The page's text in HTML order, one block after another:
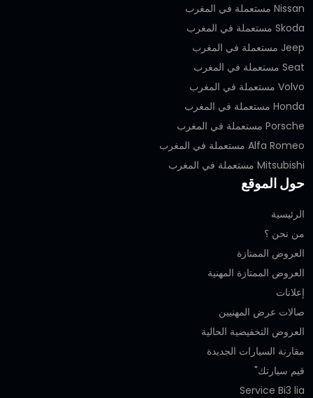
Nissan مستعملة في المغرب
Skoda مستعملة في المغرب
Jeep مستعملة في المغرب
Seat مستعملة في المغرب
Volvo مستعملة في المغرب
Honda مستعملة في المغرب
Porsche مستعملة في المغرب
Alfa Romeo مستعملة في المغرب
Mitsubishi مستعملة في المغرب
حول الموقع
الرئيسية
من نحن ؟
العروض الممتازة
العروض الممتازة المهنية‎
إعلانات
صالات عرض المهنيين
العروض التخفيضية الحالية
مقارنة السيارات الجديدة
قيم سيارتك"
Service Bi3 lia